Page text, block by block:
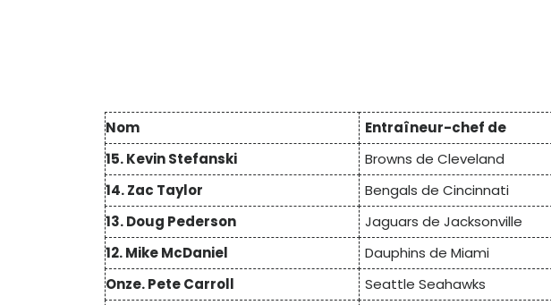
Nom
Entraîneur-chef de
15. Kevin Stefanski
Browns de Cleveland
14. Zac Taylor
Bengals de Cincinnati
13. Doug Pederson
Jaguars de Jacksonville
12. Mike McDaniel
Dauphins de Miami
Onze. Pete Carroll
Seattle Seahawks